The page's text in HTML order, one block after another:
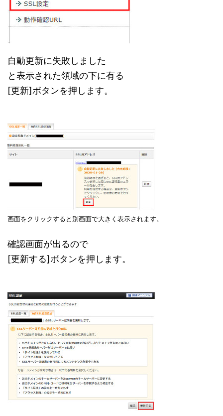
自動更新に失敗しました
と表示された領域の下に有る
[更新]ボタンを押します。
画面をクリックすると別画面で大きく表示されます。
確認画面が出るので
[更新する]ボタンを押します。